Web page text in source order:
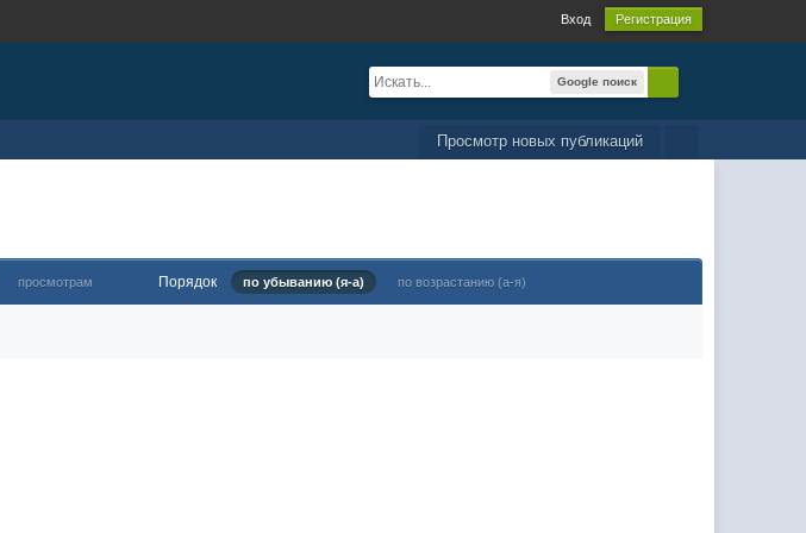
Вход Регистрация
Google поиск
Просмотр новых публикаций
просмотрам Порядок по убыванию (я-а) по возрастанию (а-я)